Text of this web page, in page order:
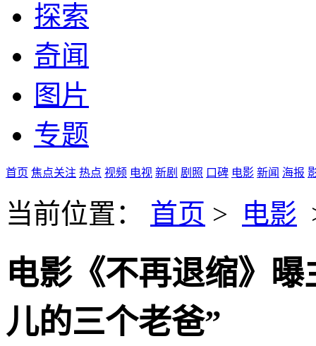
探索
奇闻
图片
专题
首页 焦点关注 热点 视频 电视 新剧 剧照 口碑 电影 新闻 海报
当前位置： 首页 > 电影
电影《不再退缩》
儿的三个老爸”